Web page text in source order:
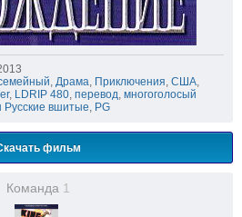
, Драма, Приключения, США,
, LDRIP 480, перевод, многоголосый
Русские вшитые, PG
фильм
Команда 1